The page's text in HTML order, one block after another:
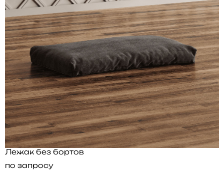
Лежак без бортов
по запросу